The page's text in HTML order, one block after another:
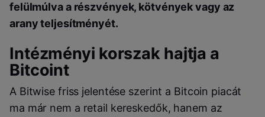
felülmúlva a részvények, kötvények vagy az
arany teljesítményét.
Intézményi korszak hajtja a
Bitcoint
A Bitwise friss jelentése szerint a Bitcoin piacát
ma már nem a retail kereskedők, hanem az